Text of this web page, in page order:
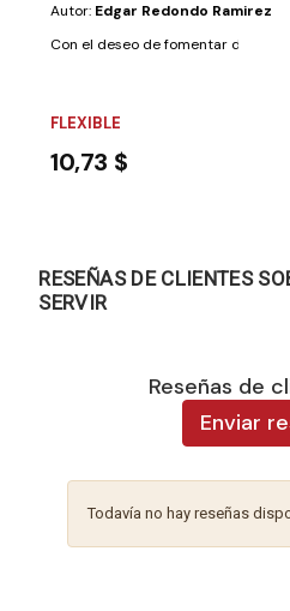
Autor: Edgar Redondo Ramirez
Con el deseo de fomentar desde
FLEXIBLE
10,73 $
RESEÑAS DE CLIENTES
SERVIR
Reseñas de
Enviar
Todavía no hay reseñas